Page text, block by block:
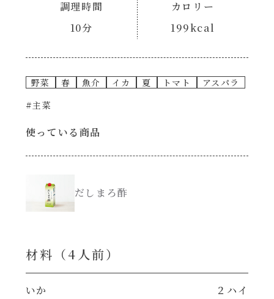
ごはんもの
本気中華
肉ピクキノピク
鍋
シャンタン粉末
創味のつゆ
創味のつゆ減塩
白だし
そうめんつゆ
調理時間
10分
カロリー
199kcal
野菜 春 魚介 イカ 夏 トマト
アスパラ
#主菜
使っている商品
だしまろ酢
材料（4⼈前）
いか ２ハイ